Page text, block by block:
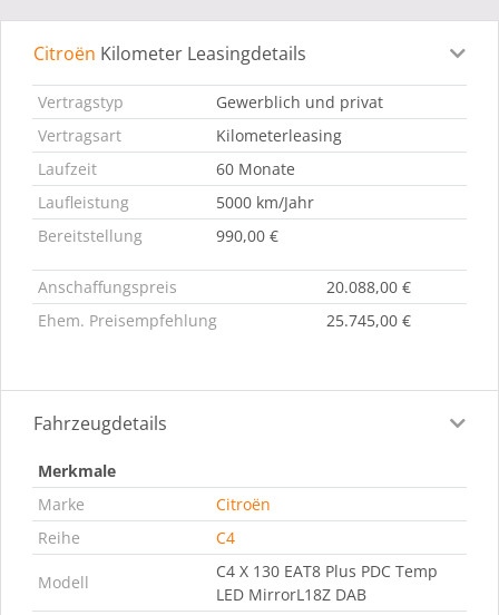
Leasingdetails Fahrzeugdetails
Citroën Kilometer Leasingdetails
Vertragstyp
Gewerblich und privat
Vertragsart
Kilometerleasing
Laufzeit
60 Monate
Laufleistung
5000 km/Jahr
Bereitstellung
990,00 €
Anschaffungspreis
20.088,00 €
Ehem. Preisempfehlung
25.745,00 €
Fahrzeugdetails
Merkmale
Marke
Citroën
Reihe
C4
Modell
C4 X 130 EAT8 Plus PDC Temp
LED MirrorL18Z DAB